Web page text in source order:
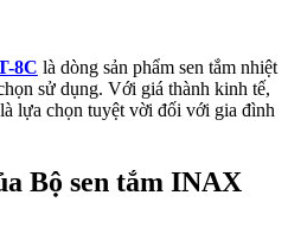
8C là dòng sản phẩm sen tắm nhiệt
sử dụng. Với giá thành kinh tế,
lựa chọn tuyệt vời đối với gia đình
Bộ sen tắm INAX